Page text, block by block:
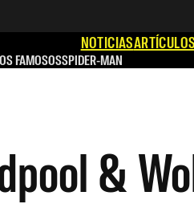
NOTICIASARTÍCULOS
FAMOSOSSPIDER-MAN
&